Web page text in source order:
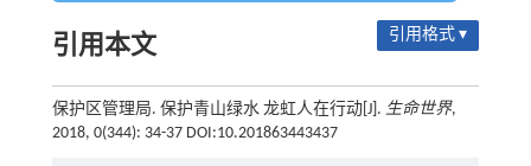
引用本文 引用格式 ▾
保护区管理局. 保护青山绿水 龙虹人在行动[J]. 生命世界,
2018, 0(344): 34-37 DOI:10.201863443437